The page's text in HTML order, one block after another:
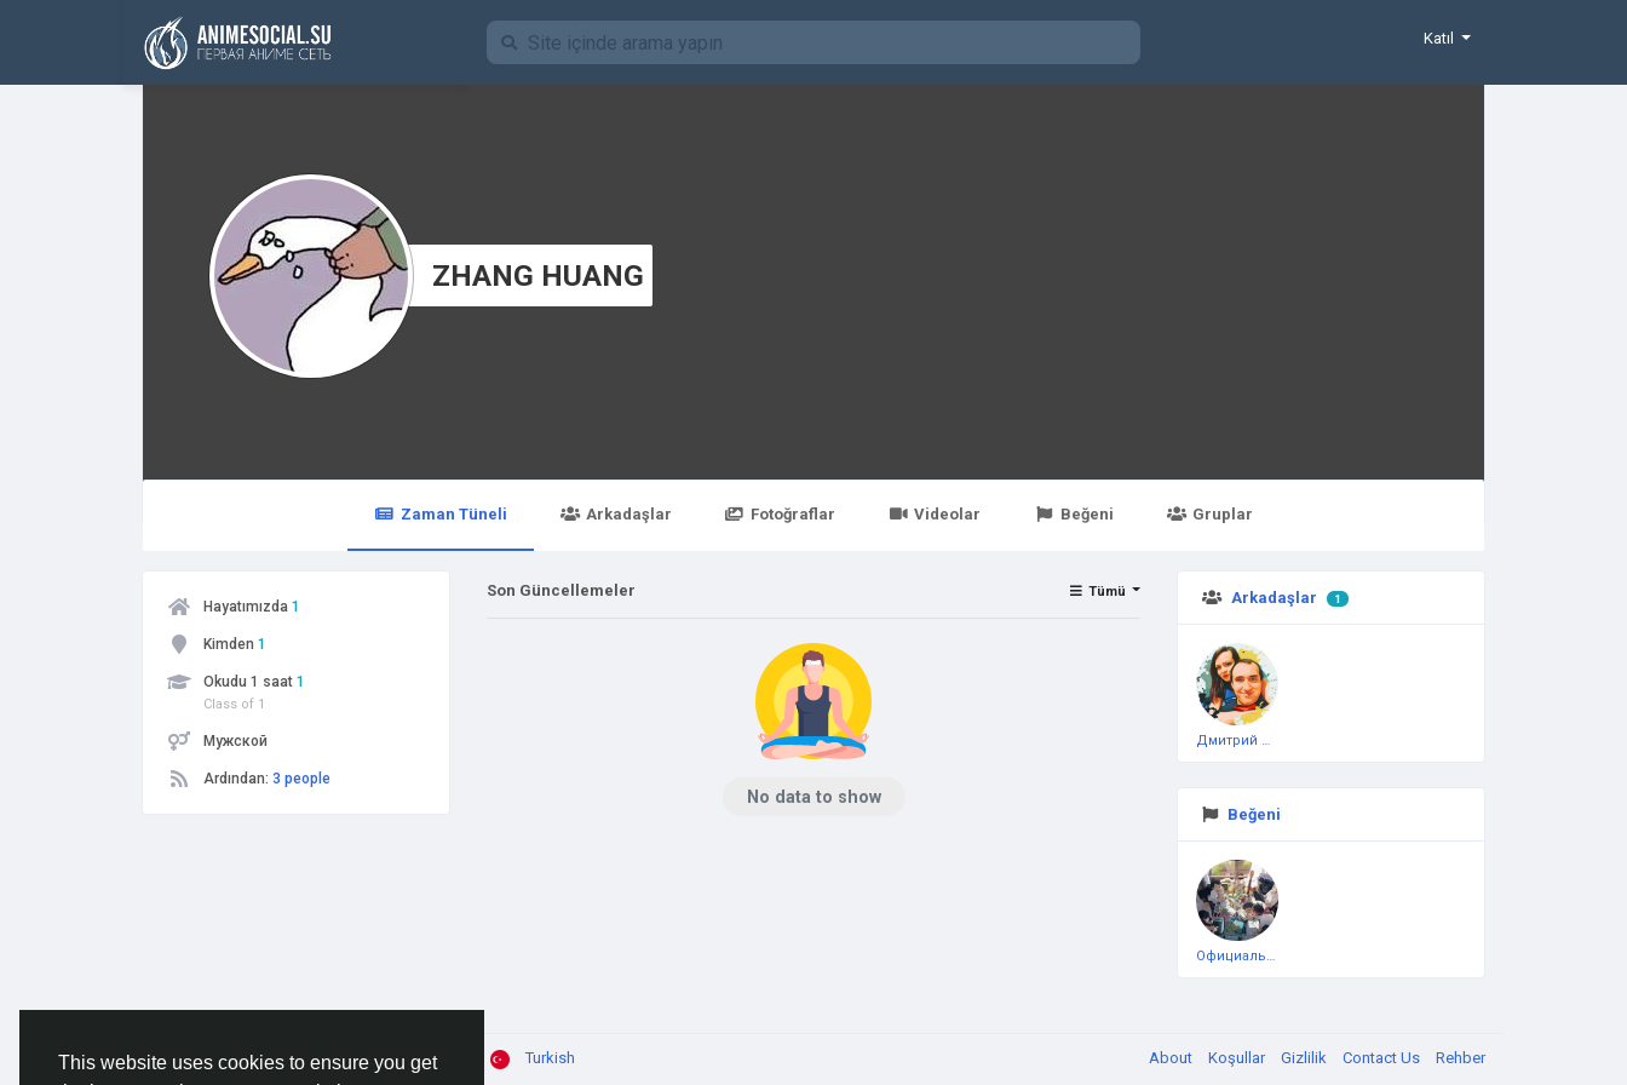
This website uses cookies to ensure you get
Funding
Katıl
ZHANG HUANG
Zaman Tüneli Arkadaşlar Fotoğraflar Videolar Beğeni Gruplar
Hayatımızda 1
Kimden 1
Okudu 1 saat 1
Class of 1
Мужской
Ardından: 3 people
Arkadaşlar 1
Дмитрий Чеботарёв
Beğeni
Официальная тестовая страница
Son Güncellemeler Tümü
No data to show
© 2026 AnimeSocial.SU - Первая аниме сеть! Turkish About Koşullar Gizlilik Contact Us Rehber